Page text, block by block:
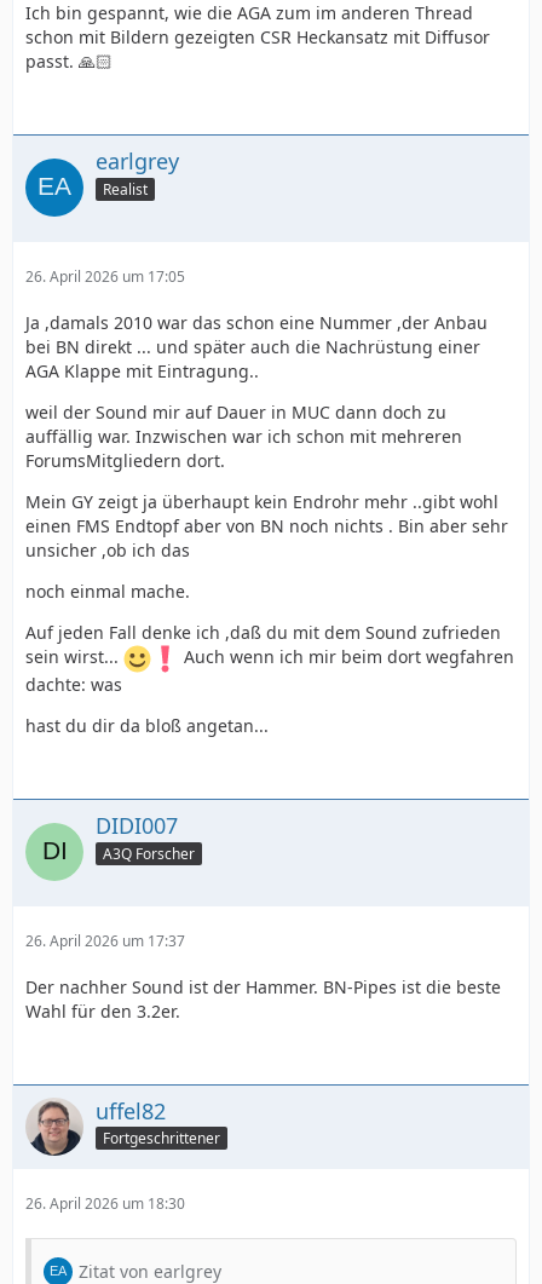
Ich bin gespannt, wie die AGA zum im anderen Thread
schon mit Bildern gezeigten CSR Heckansatz mit Diffusor
passt. 🙏🏻
earlgrey
Realist
26. April 2026 um 17:05
Ja ,damals 2010 war das schon eine Nummer ,der Anbau
bei BN direkt ... und später auch die Nachrüstung einer
AGA Klappe mit Eintragung..
weil der Sound mir auf Dauer in MUC dann doch zu
auffällig war. Inzwischen war ich schon mit mehreren
ForumsMitgliedern dort.
Mein GY zeigt ja überhaupt kein Endrohr mehr ..gibt wohl
einen FMS Endtopf aber von BN noch nichts . Bin aber sehr
unsicher ,ob ich das
noch einmal mache.
Auf jeden Fall denke ich ,daß du mit dem Sound zufrieden
sein wirst...
Auch wenn ich mir beim dort wegfahren
dachte: was
hast du dir da bloß angetan...
DIDI007
A3Q Forscher
26. April 2026 um 17:37
Der nachher Sound ist der Hammer. BN-Pipes ist die beste
Wahl für den 3.2er.
uffel82
Fortgeschrittener
26. April 2026 um 18:30
Zitat von earlgrey